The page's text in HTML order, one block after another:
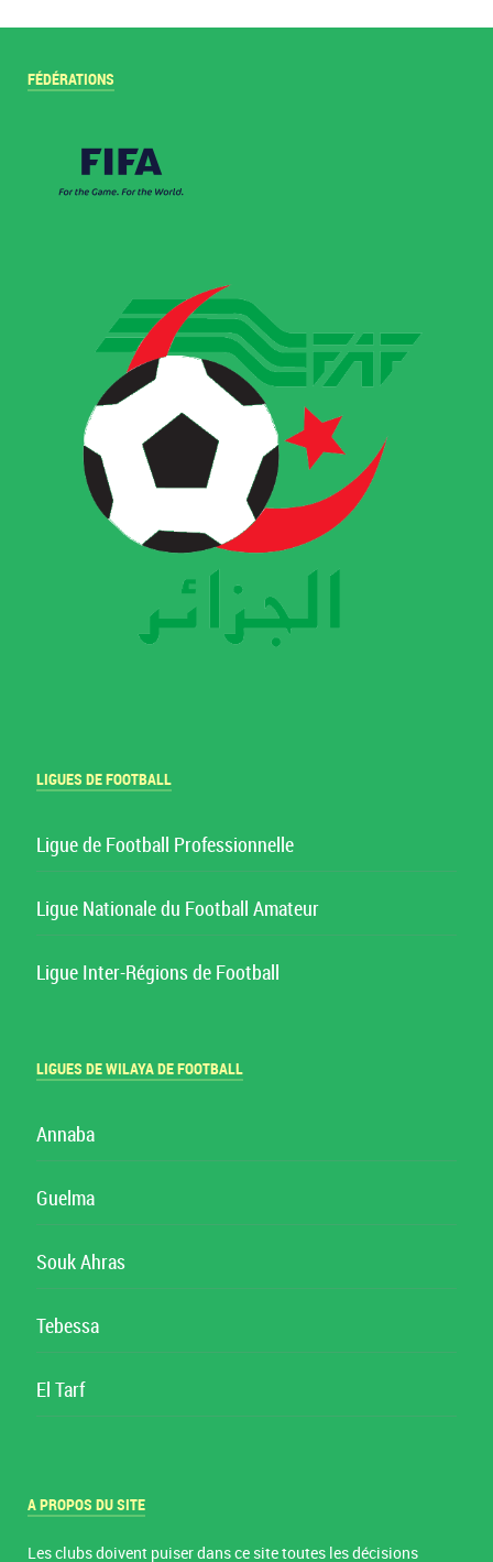
FÉDÉRATIONS
LIGUES DE FOOTBALL
Ligue de Football Professionnelle
Ligue Nationale du Football Amateur
Ligue Inter-Régions de Football
LIGUES DE WILAYA DE FOOTBALL
Annaba
Guelma
Souk Ahras
Tebessa
El Tarf
A PROPOS DU SITE
Les clubs doivent puiser dans ce site toutes les décisions